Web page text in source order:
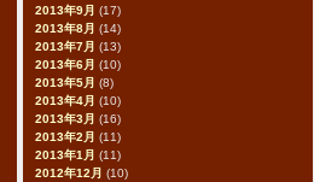
2013年9月 (17)
2013年8月 (14)
2013年7月 (13)
2013年6月 (10)
2013年5月 (8)
2013年4月 (10)
2013年3月 (16)
2013年2月 (11)
2013年1月 (11)
2012年12月 (10)